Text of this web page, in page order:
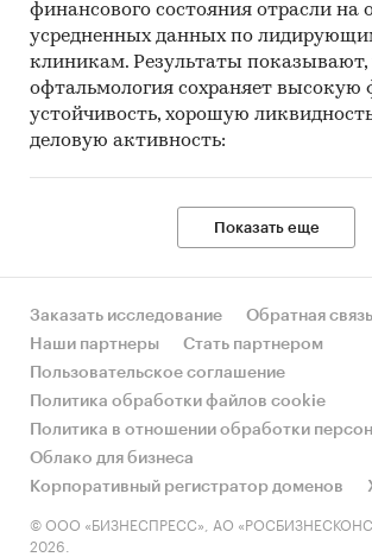
финансового состояния отрасли на
усредненных данных по
клиникам. Результаты показывают,
офтальмология сохраняет высокую
устойчивость, хорошую
деловую активность:
Показать еще
Заказать исследование
Обратная связь
Наши партнеры
Стать партнером
Пользовательское соглашение
Политика обработки файлов cookie
Политика в отношении обработки
Облако для бизнеса
Корпоративный регистратор доменов
© ООО «БИЗНЕСПРЕСС», АО
2026.